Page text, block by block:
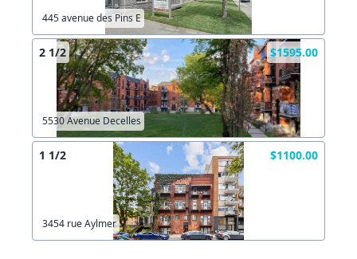
445 avenue des Pins E
2 1/2 $1595.00
5530 Avenue Decelles
1 1/2 $1100.00
3454 rue Aylmer